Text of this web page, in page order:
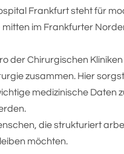
Frankfurt steht für
mitten im Frankfurter
der Chirurgischen
zusammen. Hier
medizinische Daten
die strukturiert
möchten.